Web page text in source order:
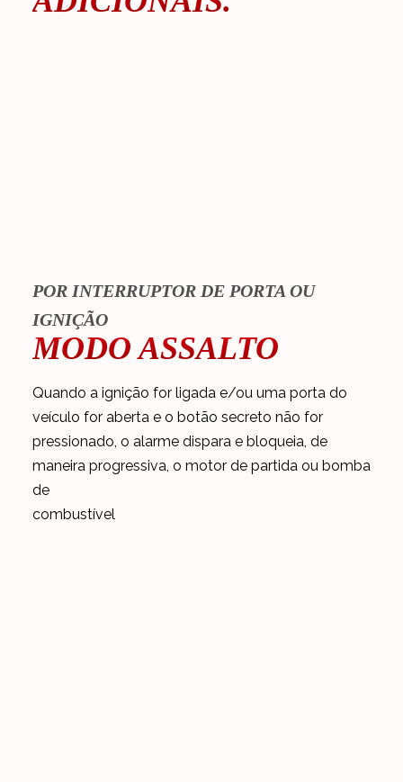
POR INTERRUPTOR DE PORTA OU
IGNIÇÃO
MODO ASSALTO
Quando a ignição for ligada e/ou uma porta do
veículo for aberta e o botão secreto não for
pressionado, o alarme dispara e bloqueia, de
maneira progressiva, o motor de partida ou bomba
de
combustível